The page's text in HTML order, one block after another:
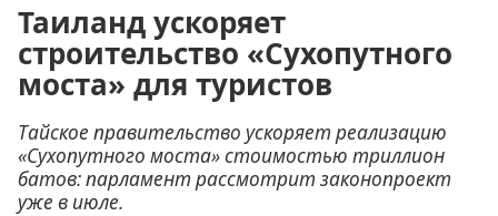
Таиланд ускоряет
строительство «Сухопутного
моста» для туристов
Тайское правительство ускоряет реализацию
«Сухопутного моста» стоимостью триллион
батов: парламент рассмотрит законопроект
уже в июле.